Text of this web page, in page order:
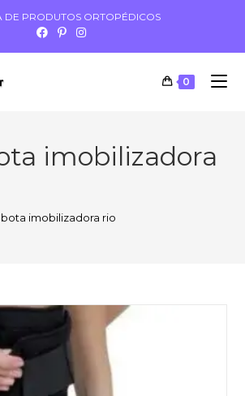
DE PRODUTOS ORTOPÉDICOS
0
imobilizadora
imobilizadora rio